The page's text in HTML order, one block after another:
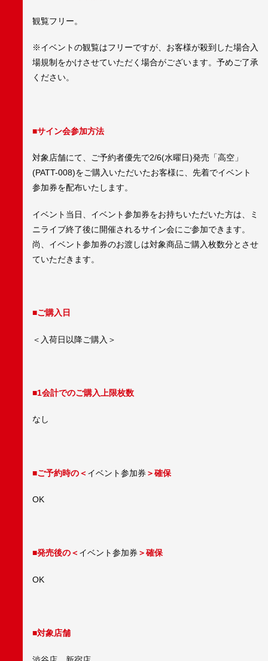
観覧フリー。
※イベントの観覧はフリーですが、お客様が殺到した場合入
場規制をかけさせていただく場合がございます。予めご了承
ください。
■サイン会参加方法
対象店舗にて、ご予約者優先で2/6(水曜日)発売「高空」
(PATT-008)をご購入いただいたお客様に、先着でイベント
参加券を配布いたします。
イベント当日、イベント参加券をお持ちいただいた方は、ミ
ニライブ終了後に開催されるサイン会にご参加できます。
尚、イベント参加券のお渡しは対象商品ご購入枚数分とさせ
ていただきます。
■ご購入日
＜入荷日以降ご購入＞
■1会計でのご購入上限枚数
なし
■ご予約時の＜ イベント参加券 ＞確保
OK
■発売後の＜ イベント参加券 ＞確保
OK
■対象店舗